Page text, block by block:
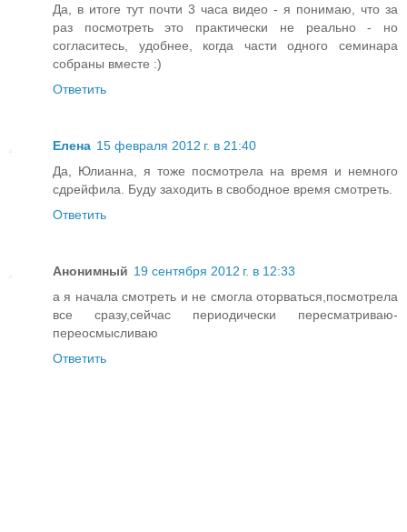
Да, в итоге тут почти 3 часа видео - я понимаю, что за
раз посмотреть это практически не реально - но
согласитесь, удобнее, когда части одного семинара
собраны вместе :)
Ответить
Елена 15 февраля 2012 г. в 21:40
Да, Юлианна, я тоже посмотрела на время и немного
сдрейфила. Буду заходить в свободное время смотреть.
Ответить
Анонимный 19 сентября 2012 г. в 12:33
а я начала смотреть и не смогла оторваться,посмотрела
все сразу,сейчас периодически пересматриваю-
переосмысливаю
Ответить